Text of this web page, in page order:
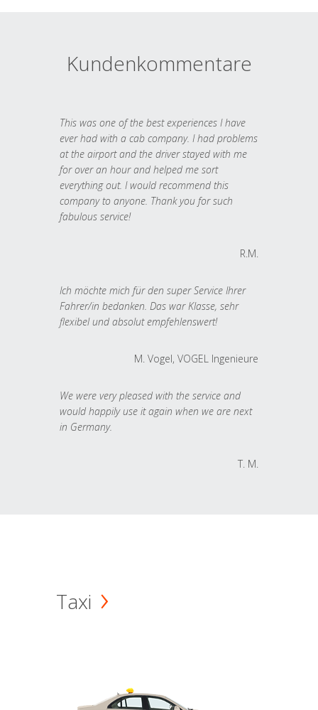
Kundenkommentare
This was one of the best experiences I have
ever had with a cab company. I had problems
at the airport and the driver stayed with me
for over an hour and helped me sort
everything out. I would recommend this
company to anyone. Thank you for such
fabulous service!
R.M.
Ich möchte mich für den super Service Ihrer
Fahrer/in bedanken. Das war Klasse, sehr
flexibel und absolut empfehlenswert!
M. Vogel, VOGEL Ingenieure
We were very pleased with the service and
would happily use it again when we are next
in Germany.
T. M.
Taxi